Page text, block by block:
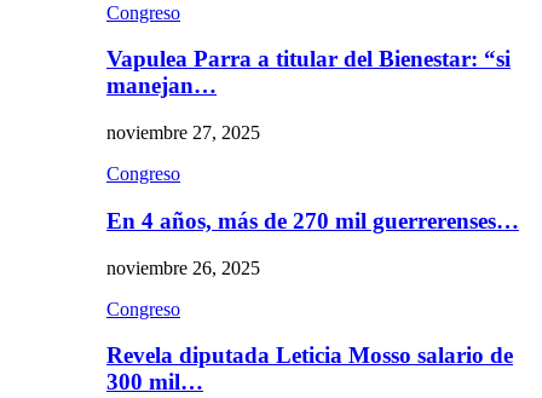
Congreso
Vapulea Parra a titular del Bienestar: “si
manejan…
noviembre 27, 2025
Congreso
En 4 años, más de 270 mil guerrerenses…
noviembre 26, 2025
Congreso
Revela diputada Leticia Mosso salario de
300 mil…